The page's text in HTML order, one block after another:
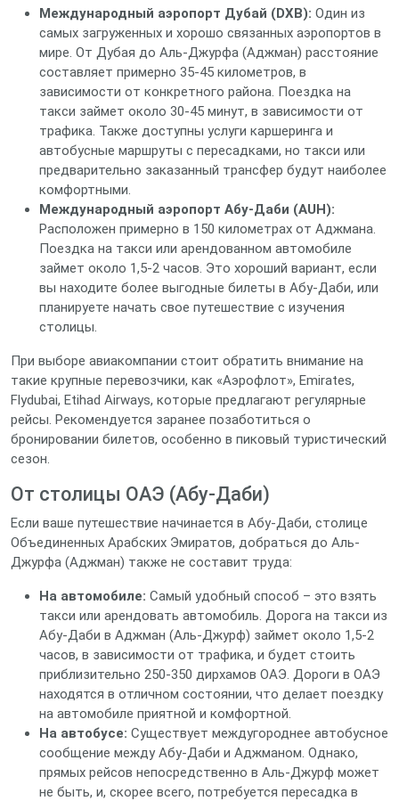
Международный аэропорт Дубай (DXB): Один из
самых загруженных и хорошо связанных аэропортов в
мире. От Дубая до Аль-Джурфа (Аджман) расстояние
составляет примерно 35-45 километров, в
зависимости от конкретного района. Поездка на
такси займет около 30-45 минут, в зависимости от
трафика. Также доступны услуги каршеринга и
автобусные маршруты с пересадками, но такси или
предварительно заказанный трансфер будут наиболее
комфортными.
Международный аэропорт Абу-Даби (AUH):
Расположен примерно в 150 километрах от Аджмана.
Поездка на такси или арендованном автомобиле
займет около 1,5-2 часов. Это хороший вариант, если
вы находите более выгодные билеты в Абу-Даби, или
планируете начать свое путешествие с изучения
столицы.
При выборе авиакомпании стоит обратить внимание на
такие крупные перевозчики, как «Аэрофлот», Emirates,
Flydubai, Etihad Airways, которые предлагают регулярные
рейсы. Рекомендуется заранее позаботиться о
бронировании билетов, особенно в пиковый туристический
сезон.
От столицы ОАЭ (Абу-Даби)
Если ваше путешествие начинается в Абу-Даби, столице
Объединенных Арабских Эмиратов, добраться до Аль-
Джурфа (Аджман) также не составит труда:
На автомобиле: Самый удобный способ – это взять
такси или арендовать автомобиль. Дорога на такси из
Абу-Даби в Аджман (Аль-Джурф) займет около 1,5-2
часов, в зависимости от трафика, и будет стоить
приблизительно 250-350 дирхамов ОАЭ. Дороги в ОАЭ
находятся в отличном состоянии, что делает поездку
на автомобиле приятной и комфортной.
На автобусе: Существует междугороднее автобусное
сообщение между Абу-Даби и Аджманом. Однако,
прямых рейсов непосредственно в Аль-Джурф может
не быть, и, скорее всего, потребуется пересадка в